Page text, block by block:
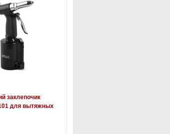
заклепочик
для вытяжных
мм)